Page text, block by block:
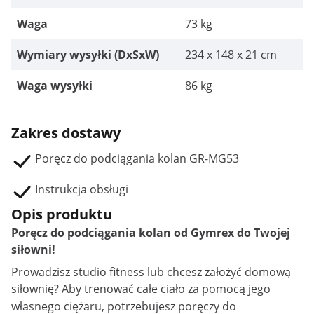
Waga
73 kg
Wymiary wysyłki (DxSxW)
234 x 148 x 21 cm
Waga wysyłki
86 kg
Zakres dostawy
Poręcz do podciągania kolan GR-MG53
Instrukcja obsługi
Opis produktu
Poręcz do podciągania kolan od Gymrex do Twojej
siłowni!
Prowadzisz studio fitness lub chcesz założyć domową
siłownię? Aby trenować całe ciało za pomocą jego
własnego ciężaru, potrzebujesz poręczy do